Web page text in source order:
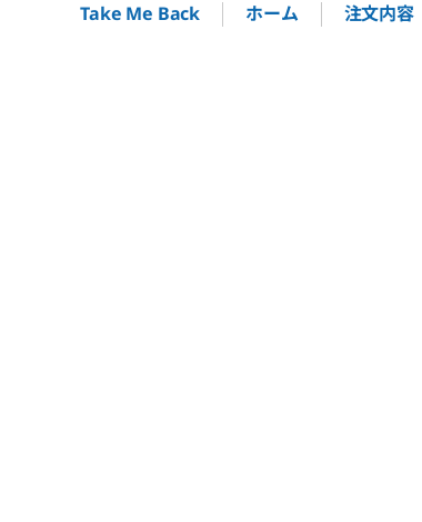
Take Me Back ホーム 注文内容